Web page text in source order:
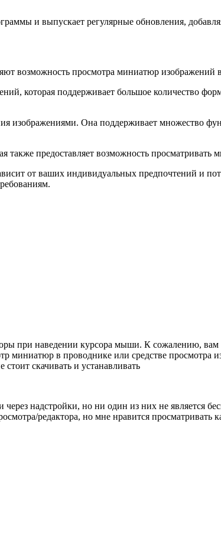
и выпускает регулярные обновления,
возможность просмотра миниатюр
которая поддерживает большое количество
изображениями. Она поддерживает множество
также предоставляет возможность
от ваших индивидуальных предпочтений и
при наведении курсора мыши. К сожалению,
миниатюр в проводнике или средстве просмотра
скачивать и устанавливать
надстройки, но ни один из них не является
редактора, но мне нравится просматривать